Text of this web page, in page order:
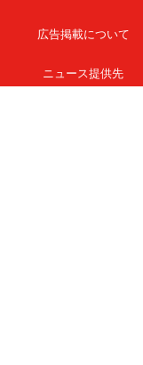
広告掲載について
ニュース提供先